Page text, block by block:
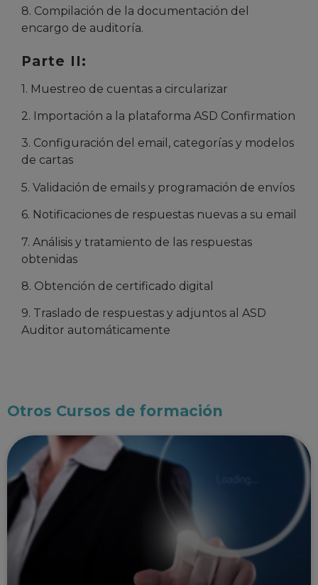
8. Compilación de la documentación del
encargo de auditoría.
Parte II:
1. Muestreo de cuentas a circularizar
2. Importación a la plataforma ASD Confirmation
3. Configuración del email, categorías y modelos
de cartas
5. Validación de emails y programación de envíos
6. Notificaciones de respuestas nuevas a su email
7. Análisis y tratamiento de las respuestas
obtenidas
8. Obtención de certificado digital
9. Traslado de respuestas y adjuntos al ASD
Auditor automáticamente
Otros Cursos de formación